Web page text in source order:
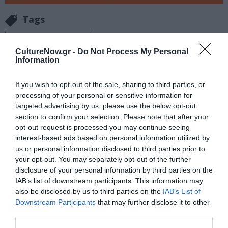
CultureNow.gr - Do Not Process My Personal
Information
If you wish to opt-out of the sale, sharing to third parties, or
processing of your personal or sensitive information for
targeted advertising by us, please use the below opt-out
section to confirm your selection. Please note that after your
opt-out request is processed you may continue seeing
interest-based ads based on personal information utilized by
us or personal information disclosed to third parties prior to
your opt-out. You may separately opt-out of the further
disclosure of your personal information by third parties on the
IAB’s list of downstream participants. This information may
also be disclosed by us to third parties on the IAB’s List of
Downstream Participants that may further disclose it to other
Tags
Κάθε βδομάδα στο e-mail σας τα τελευταία νέα για
την Τέχνη και τον Πολιτισμό!
Ακολουθήστε το Culturenow.gr
Σχετικά Άρθρα